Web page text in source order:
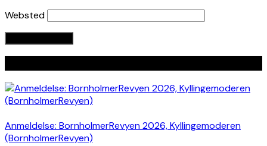
Websted
Anmeldelse: BornholmerRevyen 2026, Kyllingemoderen
(BornholmerRevyen)